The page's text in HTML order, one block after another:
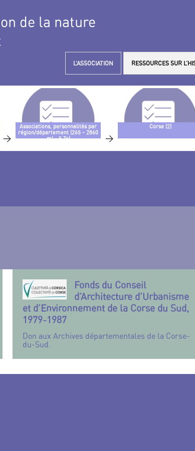
de la nature
L’ASSOCIATION RESSOURCES SUR
>
Associations, personnalités par
région/département (265 - 2860
ml - 5 To)
>
Corse (2)
Fonds du Conseil
d’Architecture d’Urbanisme
et d’Environnement de la Corse du Sud,
1979-1987
Don aux Archives départementales de la Corse-
du-Sud.